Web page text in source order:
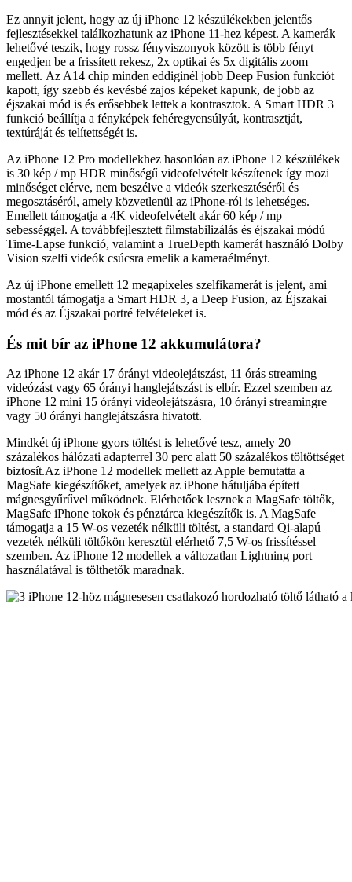
Ez annyit jelent, hogy az új iPhone 12 készülékekben jelentős
fejlesztésekkel találkozhatunk az iPhone 11-hez képest. A kamerák
lehetővé teszik, hogy rossz fényviszonyok között is több fényt
engedjen be a frissített rekesz, 2x optikai és 5x digitális zoom
mellett. Az A14 chip minden eddiginél jobb Deep Fusion funkciót
kapott, így szebb és kevésbé zajos képeket kapunk, de jobb az
éjszakai mód is és erősebbek lettek a kontrasztok. A Smart HDR 3
funkció beállítja a fényképek fehéregyensúlyát, kontrasztját,
textúráját és telítettségét is.
Az iPhone 12 Pro modellekhez hasonlóan az iPhone 12 készülékek
is 30 kép / mp HDR minőségű videofelvételt készítenek így mozi
minőséget elérve, nem beszélve a videók szerkesztéséről és
megosztáséról, amely közvetlenül az iPhone-ról is lehetséges.
Emellett támogatja a 4K videofelvételt akár 60 kép / mp
sebességgel. A továbbfejlesztett filmstabilizálás és éjszakai módú
Time-Lapse funkció, valamint a TrueDepth kamerát használó Dolby
Vision szelfi videók csúcsra emelik a kameraélményt.
Az új iPhone emellett 12 megapixeles szelfikamerát is jelent, ami
mostantól támogatja a Smart HDR 3, a Deep Fusion, az Éjszakai
mód és az Éjszakai portré felvételeket is.
És mit bír az iPhone 12 akkumulátora?
Az iPhone 12 akár 17 órányi videolejátszást, 11 órás streaming
videózást vagy 65 órányi hanglejátszást is elbír. Ezzel szemben az
iPhone 12 mini 15 órányi videolejátszásra, 10 órányi streamingre
vagy 50 órányi hanglejátszásra hivatott.
Mindkét új iPhone gyors töltést is lehetővé tesz, amely 20
százalékos hálózati adapterrel 30 perc alatt 50 százalékos töltöttséget
biztosít.Az iPhone 12 modellek mellett az Apple bemutatta a
MagSafe kiegészítőket, amelyek az iPhone hátuljába épített
mágnesgyűrűvel működnek. Elérhetőek lesznek a MagSafe töltők,
MagSafe iPhone tokok és pénztárca kiegészítők is. A MagSafe
támogatja a 15 W-os vezeték nélküli töltést, a standard Qi-alapú
vezeték nélküli töltőkön keresztül elérhető 7,5 W-os frissítéssel
szemben. Az iPhone 12 modellek a változatlan Lightning port
használatával is tölthetők maradnak.